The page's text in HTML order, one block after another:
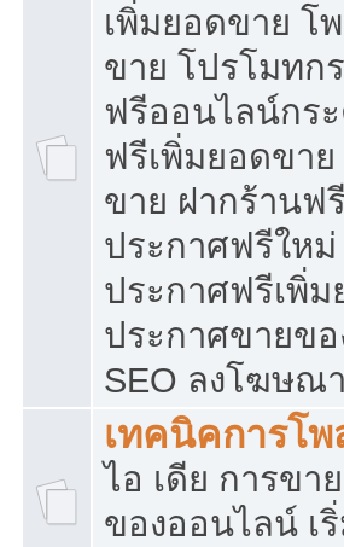
เพิ่มยอดขาย โ
ขาย โปรโมทก
ฟรีออนไลน์กร
ฟรีเพิ่มยอดขา
ขาย ฝากร้านฟ
ประกาศฟรีใหม่
ประกาศฟรีเพิ่
ประกาศขายข
SEO ลงโฆษณ
เทคนิคการโ
ไอ เดีย การขา
ของออนไลน์ เ